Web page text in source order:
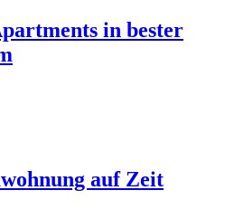
in bester
auf Zeit